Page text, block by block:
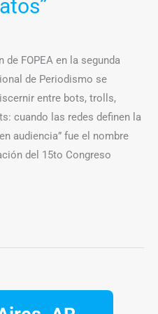
FOPEA en la segunda
de Periodismo se
entre bots, trolls,
cuando las redes definen la
audiencia” fue el nombre
del 15to Congreso